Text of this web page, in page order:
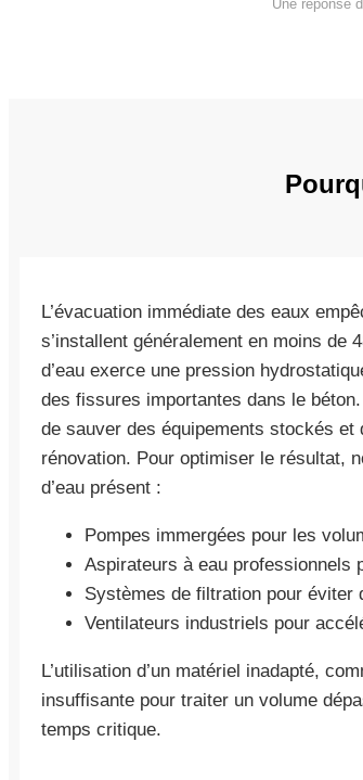
Une réponse
L’évacuation immédiate des eaux
s’installent généralement en moins de
d’eau exerce une pression
des fissures importantes dans le
de sauver des équipements stockés
rénovation. Pour optimiser le résultat,
d’eau présent :
Pompes immergées pour les
Aspirateurs à eau professionnels
Systèmes de filtration pour éviter
Ventilateurs industriels pour
L’utilisation d’un matériel inadapté,
insuffisante pour traiter un volume
temps critique.